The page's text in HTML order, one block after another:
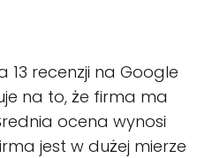
13 recenzji na Google
na to, że firma ma
ocena wynosi
jest w dużej mierze